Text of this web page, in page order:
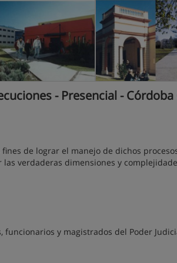
- Presencial - Córdoba
de lograr el manejo de dichos
verdaderas dimensiones y
y magistrados del Poder